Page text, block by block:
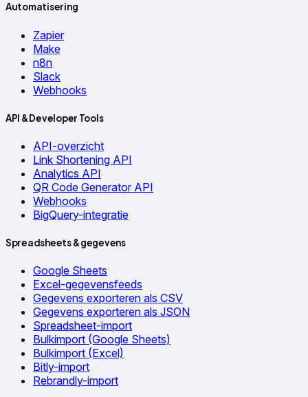
Automatisering
Zapier
Make
n8n
Slack
Webhooks
API & Developer Tools
API-overzicht
Link Shortening API
Analytics API
QR Code Generator API
Webhooks
BigQuery-integratie
Spreadsheets & gegevens
Google Sheets
Excel-gegevensfeeds
Gegevens exporteren als CSV
Gegevens exporteren als JSON
Spreadsheet-import
Bulkimport (Google Sheets)
Bulkimport (Excel)
Bitly-import
Rebrandly-import